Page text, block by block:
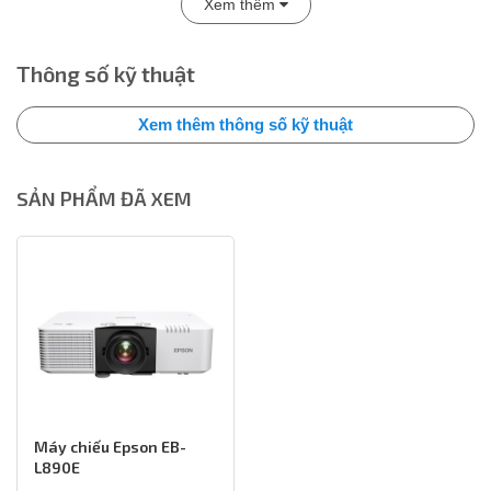
Thông Số Kỹ Thuật Nổi Bật Của Epson
Công nghệ trình chiếu: 3LCD
Xem thêm
Thông số kỹ thuật
Xem thêm thông số kỹ thuật
SẢN PHẨM ĐÃ XEM
Máy chiếu Epson EB-
L890E